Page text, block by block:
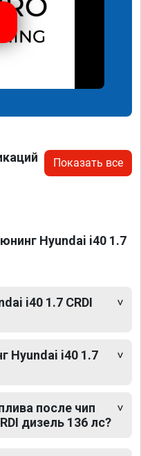
Показать все
Hyundai i40 1.7
i40 1.7 CRDI
Hyundai i40 1.7
после чип
дизель 136 лс?